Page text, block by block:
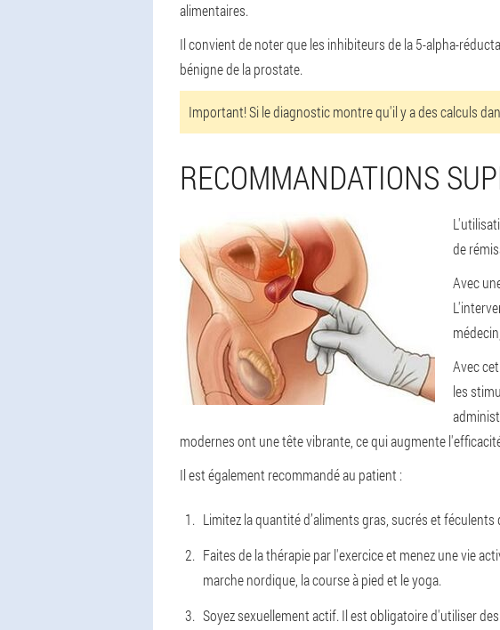
alimentaires.
Il convient de noter que les inhibiteurs de la 5-alpha-
bénigne de la prostate.
Important!Si le diagnostic montre qu'il y a des calculs
RECOMMANDATIONS
de
Avec
Avec
les
modernes ont une tête vibrante, ce qui augmente
Il est également recommandé au patient :
Limitez la quantité d’aliments gras, sucrés et
Faites de la thérapie par l'exercice et menez une vie
marche nordique, la course à pied et le yoga.
Soyez sexuellement actif. Il est obligatoire d'utiliser